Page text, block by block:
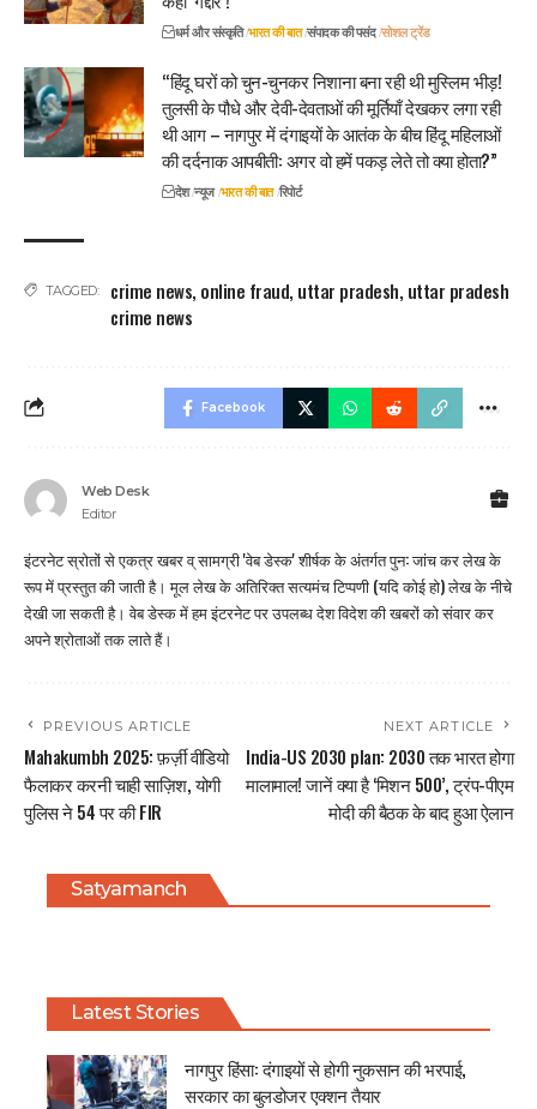
धर्म और संस्कृति भारत की बात संपादक की पसंद सोशल ट्रेंड
“हिंदू घरों को चुन-चुनकर निशाना बना रही थी मुस्लिम भीड़!
तुलसी के पौधे और देवी-देवताओं की मूर्तियाँ देखकर लगा रही
थी आग – नागपुर में दंगाइयों के आतंक के बीच हिंदू महिलाओं
की दर्दनाक आपबीती: अगर वो हमें पकड़ लेते तो क्या होता?”
देश न्यूज भारत की बात रिपोर्ट
TAGGED: crime news, online fraud, uttar pradesh, uttar pradesh
crime news
Facebook
Web Desk
Editor
इंटरनेट स्रोतों से एकत्र खबर व् सामग्री 'वेब डेस्क' शीर्षक के अंतर्गत पुन: जांच कर लेख के
रूप में प्रस्तुत की जाती है। मूल लेख के अतिरिक्त सत्यमंच टिप्पणी (यदि कोई हो) लेख के नीचे
देखी जा सकती है। वेब डेस्क में हम इंटरनेट पर उपलब्ध देश विदेश की खबरों को संवार कर
अपने श्रोताओं तक लाते हैं।
PREVIOUS ARTICLE
Mahakumbh 2025: फ़र्ज़ी वीडियो
फैलाकर करनी चाही साज़िश, योगी
पुलिस ने 54 पर की FIR
NEXT ARTICLE
India-US 2030 plan: 2030 तक भारत होगा
मालामाल! जानें क्या है ‘मिशन 500’, ट्रंप-पीएम
मोदी की बैठक के बाद हुआ ऐलान
Satyamanch
Latest Stories
नागपुर हिंसा: दंगाइयों से होगी नुकसान की भरपाई,
सरकार का बुलडोजर एक्शन तैयार